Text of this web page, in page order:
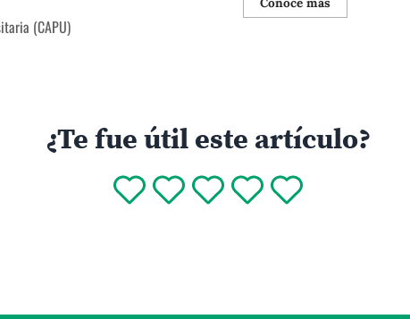
(CAPU)
¿Te fue útil este artículo?